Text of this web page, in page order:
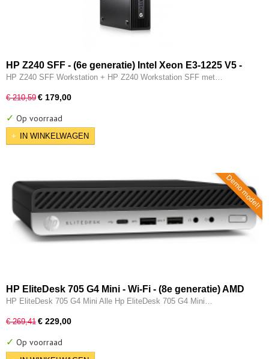
HP Z240 SFF - (6e generatie) Intel Xeon E3-1225 V5 -
16GB - 256GB SSD - DVDRW - USB 3.0 - Intel HD -
HP Z240 SFF Workstation + HP Z240 Workstation SFF met…
€ 210,59 € 179,00
✓ Op voorraad
IN WINKELWAGEN
Demo model!
HP EliteDesk 705 G4 Mini - Wi-Fi - (8e generatie) AMD
Ryzen 5 Pro @ 2400GE - 8GB - 256GB SSD - Type-C -
HP EliteDesk 705 G4 Mini Alle Hp EliteDesk 705 G4 Mini…
€ 269,41 € 229,00
✓ Op voorraad